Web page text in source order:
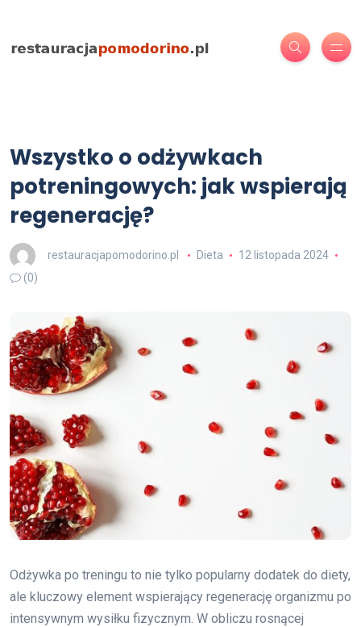
Wszystko o odżywkach
potreningowych: jak wspierają
regenerację?
restauracjapomodorino.pl Dieta
12 listopada 2024
(0)
Odżywka po treningu to nie tylko popularny dodatek do diety,
ale kluczowy element wspierający regenerację organizmu po
intensywnym wysiłku fizycznym. W obliczu rosnącej